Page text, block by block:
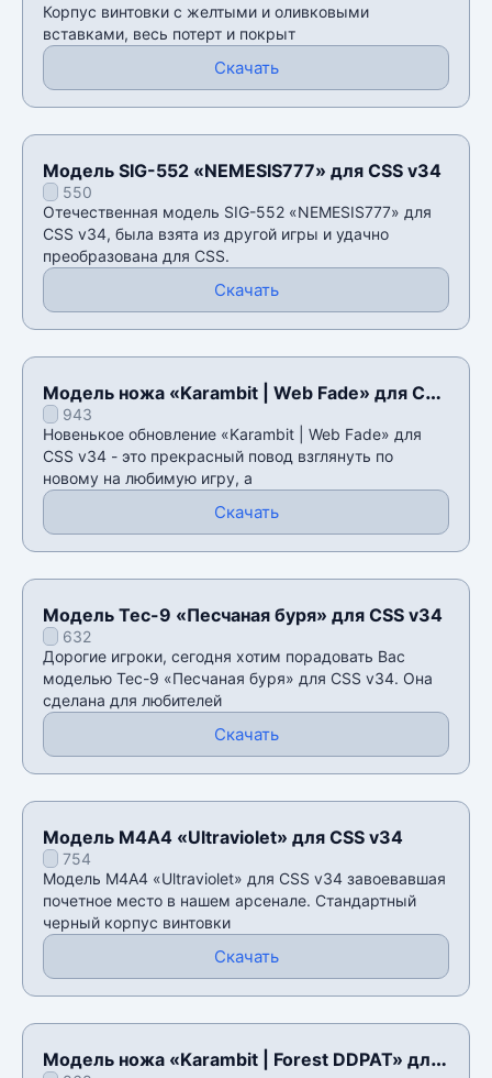
Корпус винтовки с желтыми и оливковыми
вставками, весь потерт и покрыт
Скачать
Модель SIG-552 «NEMESIS777» для CSS v34
550
Отечественная модель SIG-552 «NEMESIS777» для
CSS v34, была взята из другой игры и удачно
преобразована для CSS.
Скачать
Модель ножа «Karambit | Web Fade» для CSS
v34943
Новенькое обновление «Karambit | Web Fade» для
CSS v34 - это прекрасный повод взглянуть по
новому на любимую игру, а
Скачать
Модель Tec-9 «Песчаная буря» для CSS v34
632
Дорогие игроки, сегодня хотим порадовать Вас
моделью Tec-9 «Песчаная буря» для CSS v34. Она
сделана для любителей
Скачать
Модель М4А4 «Ultraviolet» для CSS v34
754
Модель М4А4 «Ultraviolet» для CSS v34 завоевавшая
почетное место в нашем арсенале. Стандартный
черный корпус винтовки
Скачать
Модель ножа «Karambit | Forest DDPAT» для